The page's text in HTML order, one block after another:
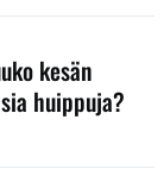
kesän
huippuja?